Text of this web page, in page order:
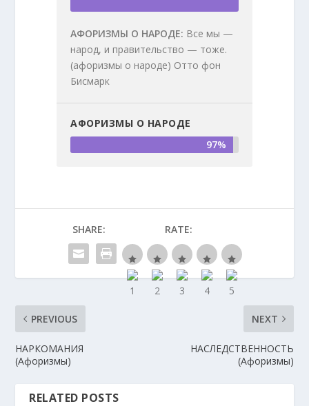
АФОРИЗМЫ О НАРОДЕ Все мы —
народ, и правительство — тоже.
(афоризмы о народе) Отто фон
Бисмарк
АФОРИЗМЫ О НАРОДЕ
97%
SHARE: RATE:
PREVIOUS
НАРКОМАНИЯ
(Афоризмы)
NEXT
НАСЛЕДСТВЕННОСТЬ
(Афоризмы)
RELATED POSTS